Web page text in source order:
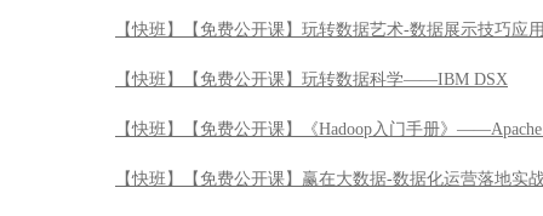
【快班】【免费公开课】玩转数据艺术-数据展示技巧应
【快班】【免费公开课】玩转数据科学——IBM DSX
【快班】【免费公开课】《Hadoop入门手册》
【快班】【免费公开课】赢在大数据-数据化运营落地实